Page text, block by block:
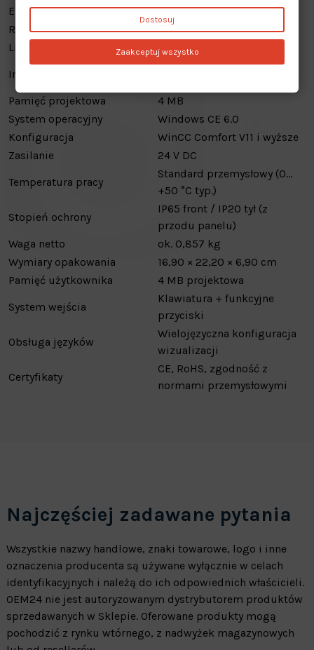
Ekran
4,3" widescreen TFT
Rozdzielczość
480 × 272 pikseli
Liczba kolorów
16 777 216 (24-bit)
Interfejsy
1 × PROFINET,
Pamięć projektowa
4 MB
System operacyjny
Windows CE 6.0
Konfiguracja
WinCC Comfort V11 i wyższe
Zasilanie
24 V DC
Temperatura pracy
Standard przemysłowy (0…
+50 °C typ.)
Stopień ochrony
IP65 front / IP20 tył (z
przodu panelu)
Waga netto
ok. 0,857 kg
Wymiary opakowania
16,90 × 22,20 × 6,90 cm
Pamięć użytkownika
4 MB projektowa
System wejścia
Klawiatura + funkcyjne
przyciski
Obsługa języków
Wielojęzyczna konfiguracja
wizualizacji
Certyfikaty
CE, RoHS, zgodność z
normami przemysłowymi
Najczęściej zadawane pytania
Wszystkie nazwy handlowe, znaki towarowe, logo i inne
oznaczenia producenta są używane wyłącznie w celach
identyfikacyjnych i należą do ich odpowiednich właścicieli.
OEM24 nie jest autoryzowanym dystrybutorem produktów
sprzedawanych w Sklepie. Oferowane produkty mogą
pochodzić z rynku wtórnego, z nadwyżek magazynowych
Dostosuj
Zaakceptuj wszystko